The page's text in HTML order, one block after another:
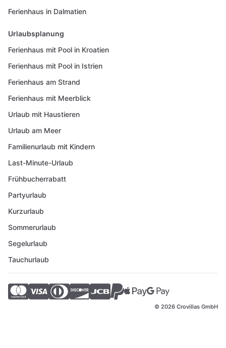
Ferienhaus in Dalmatien
Urlaubsplanung
Ferienhaus mit Pool in Kroatien
Ferienhaus mit Pool in Istrien
Ferienhaus am Strand
Ferienhaus mit Meerblick
Urlaub mit Haustieren
Urlaub am Meer
Familienurlaub mit Kindern
Last-Minute-Urlaub
Frühbucherrabatt
Partyurlaub
Kurzurlaub
Sommerurlaub
Segelurlaub
Tauchurlaub
© 2026 Crovillas GmbH